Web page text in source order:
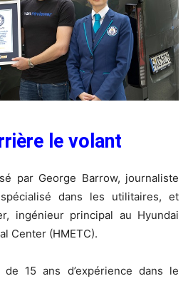
le volant
par George Barrow, journaliste
dans les utilitaires, et
ingénieur principal au Hyundai
Center (HMETC).
15 ans d’expérience dans le